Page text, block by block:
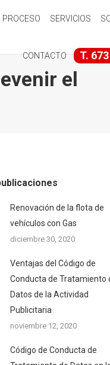
PROCESO SERVICIOS
CONTACTO T.
el
Renovación de la flota de
vehículos con Gas
diciembre 30, 2020
Ventajas del Código de
Conducta de Tratamiento
Datos de la Actividad
Publicitaria
noviembre 12, 2020
Código de Conducta de